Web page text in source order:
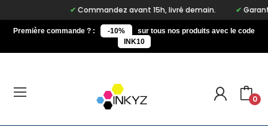
Commandez avant 15h, livré demain.
Première commande ? : -10%
sur tous nos produits avec le code
INK10
0